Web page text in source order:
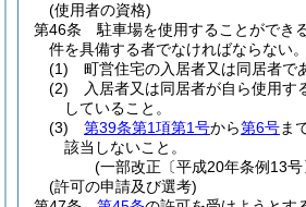
(使用者の資格)
第46条
駐車場を使用することができ
件を具備する者でなければならない。
(1)
町営住宅の入居者又は同居者で
(2)
入居者又は同居者が自ら使用す
していること。
(3)
第39条第1項第1号から第6号ま
該当しないこと。
(一部改正〔平成20年条例13号
(許可の申請及び選考)